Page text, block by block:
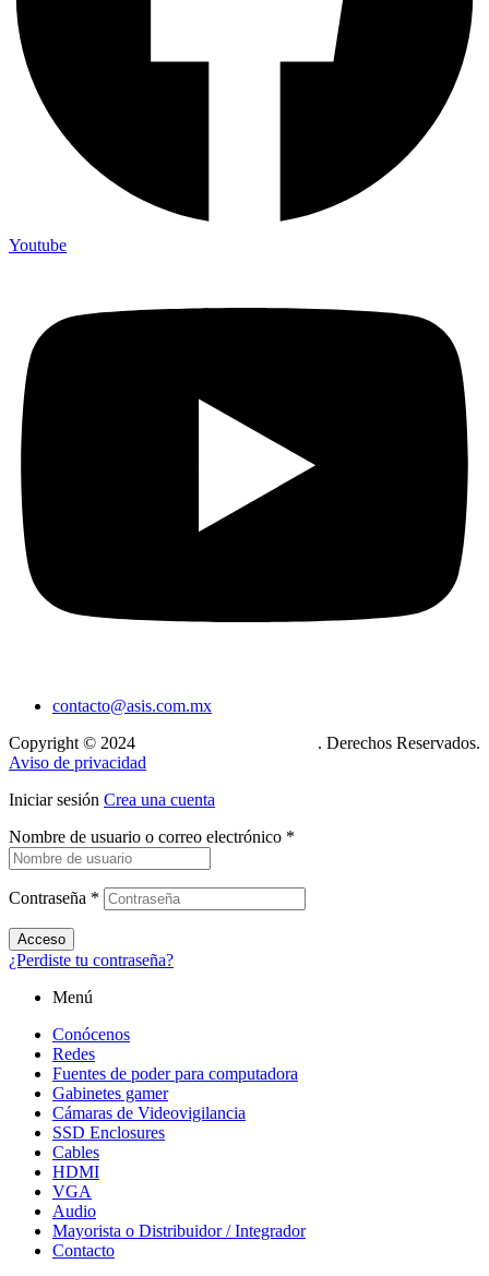
Youtube
contacto@asis.com.mx
Copyright © 2024
. Derechos Reservados.
Aviso de privacidad
Iniciar sesión Crea una cuenta
Nombre de usuario o correo electrónico *
Contraseña *
Acceso
¿Perdiste tu contraseña?
Menú
Conócenos
Redes
Fuentes de poder para computadora
Gabinetes gamer
Cámaras de Videovigilancia
SSD Enclosures
Cables
HDMI
VGA
Audio
Mayorista o Distribuidor / Integrador
Contacto